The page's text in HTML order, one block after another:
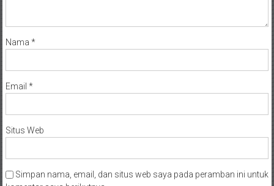
Nama *
Email *
Situs Web
Simpan nama, email, dan situs web saya pada peramban ini untuk